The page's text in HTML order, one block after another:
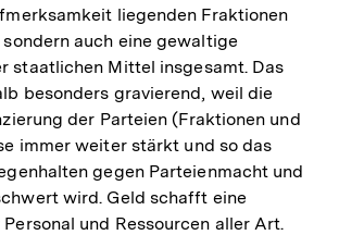
liegenden Fraktionen
auch eine gewaltige
staatlichen Mittel insgesamt. Das
besonders gravierend, weil die
der Parteien (Fraktionen und
immer weiter stärkt und so das
gegen Parteienmacht und
wird. Geld schafft eine
und Ressourcen aller Art.